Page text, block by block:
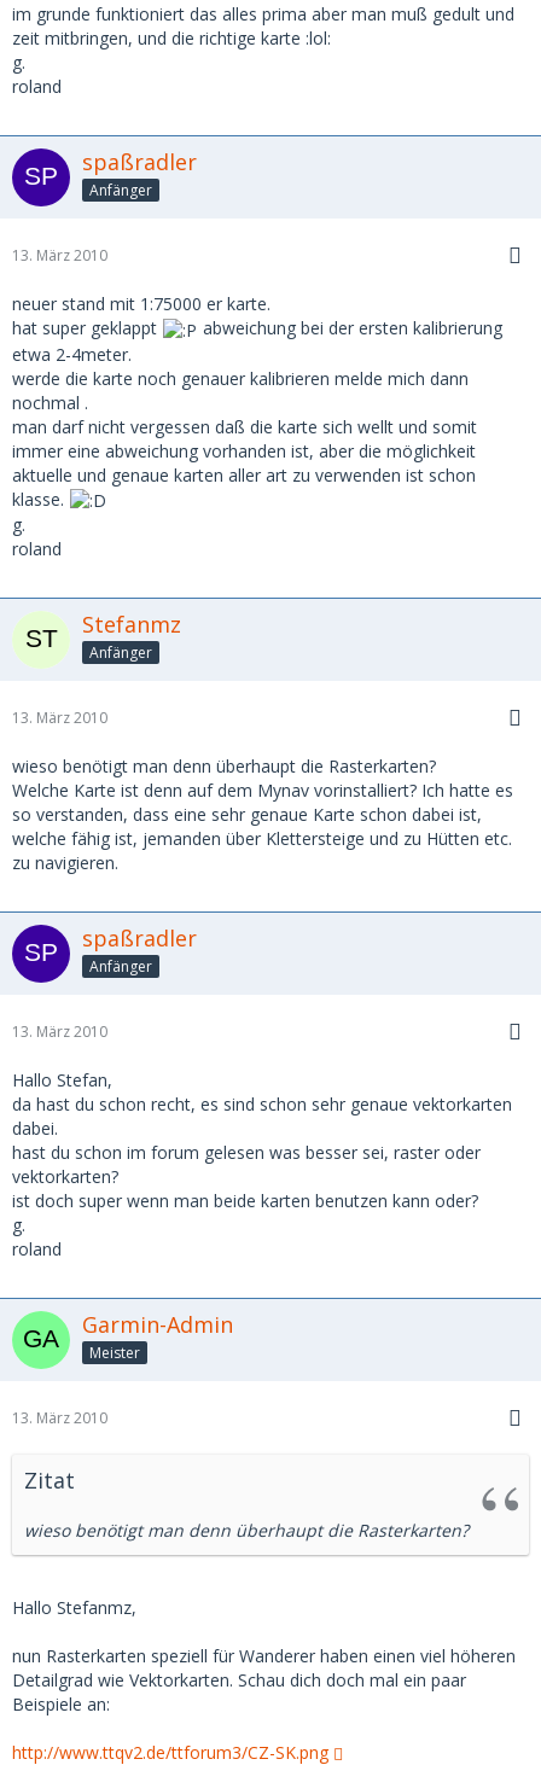
im grunde funktioniert das alles prima aber man muß gedult und
zeit mitbringen, und die richtige karte :lol:
g.
roland
spaßradler
Anfänger
13. März 2010
neuer stand mit 1:75000 er karte.
hat super geklappt
abweichung bei der ersten kalibrierung
etwa 2-4meter.
werde die karte noch genauer kalibrieren melde mich dann
nochmal .
man darf nicht vergessen daß die karte sich wellt und somit
immer eine abweichung vorhanden ist, aber die möglichkeit
aktuelle und genaue karten aller art zu verwenden ist schon
klasse.
g.
roland
Stefanmz
Anfänger
13. März 2010
wieso benötigt man denn überhaupt die Rasterkarten?
Welche Karte ist denn auf dem Mynav vorinstalliert? Ich hatte es
so verstanden, dass eine sehr genaue Karte schon dabei ist,
welche fähig ist, jemanden über Klettersteige und zu Hütten etc.
zu navigieren.
spaßradler
Anfänger
13. März 2010
Hallo Stefan,
da hast du schon recht, es sind schon sehr genaue vektorkarten
dabei.
hast du schon im forum gelesen was besser sei, raster oder
vektorkarten?
ist doch super wenn man beide karten benutzen kann oder?
g.
roland
Garmin-Admin
Meister
13. März 2010
Zitat
wieso benötigt man denn überhaupt die Rasterkarten?
Hallo Stefanmz,
nun Rasterkarten speziell für Wanderer haben einen viel höheren
Detailgrad wie Vektorkarten. Schau dich doch mal ein paar
Beispiele an:
http://www.ttqv2.de/ttforum3/CZ-SK.png